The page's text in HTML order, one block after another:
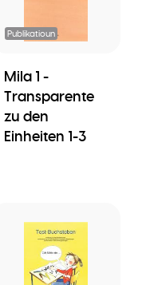
Publikatioun
Mila 1 -
Transparente
zu den
Einheiten 1-3